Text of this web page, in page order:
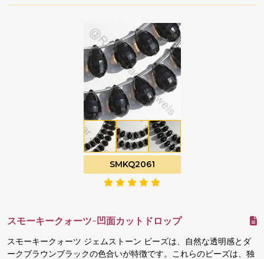
SMKQ2061
スモーキークォーツ-凹面カットドロップ
スモーキークォーツ ジェムストーン ビーズは、自然な透明感とダ
ークブラウンブラックの色合いが特徴です。これらのビーズは、独